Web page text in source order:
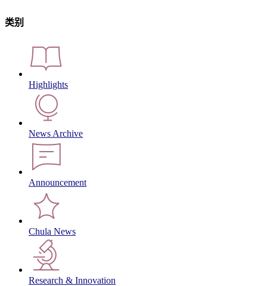
类别
Highlights
News Archive
Announcement
Chula News
Research & Innovation